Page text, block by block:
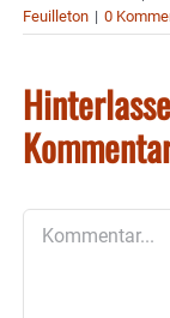
Feuilleton | 0